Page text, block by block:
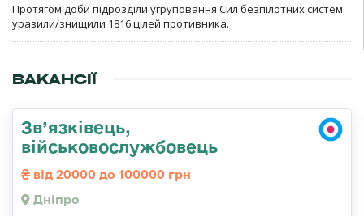
Протягом доби підрозділи угруповання Сил безпілотних систем
уразили/знищили 1816 цілей противника.
ВАКАНСІЇ
Зв’язківець,
військовослужбовець
від 20000 до 100000 грн
Дніпро